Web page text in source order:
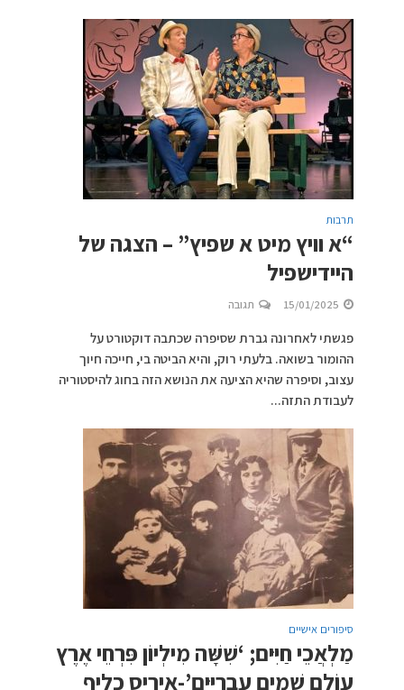
תרבות
“א וויץ מיט א שפיץ” – הצגה של
היידישפיל
15/01/2025 תגובה
פגשתי לאחרונה גברת שסיפרה שכתבה דוקטורט על
ההומור בשואה. בלעתי רוק, והיא הביטה בי, חייכה חיוך
עצוב, וסיפרה שהיא הציעה את הנושא הזה בחוג להיסטוריה
לעבודת התזה...
סיפורים אישיים
מַלְאֲכֵי חַיִּים; ‘שִׁשָּׁה מִילְיוֹן פִּרְחֵי אֶרֶץ
עוֹלַם שָׁמַיִם עִבְרִיִּים’-איריס כליף